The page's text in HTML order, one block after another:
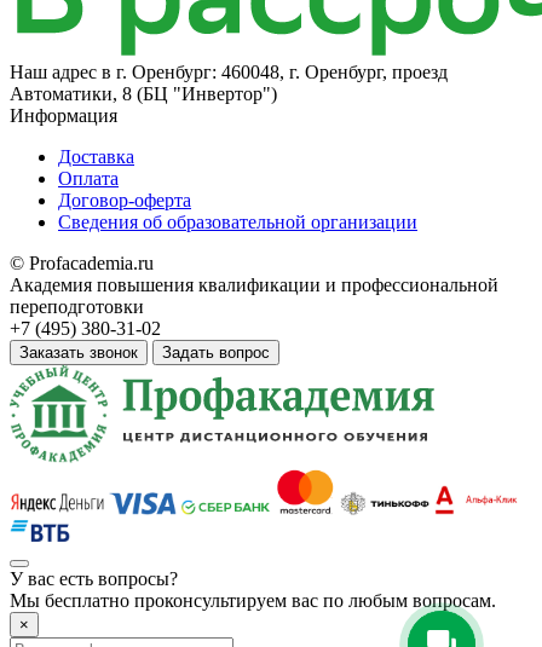
Наш адрес в г. Оренбург: 460048, г. Оренбург, проезд
Автоматики, 8​ (БЦ "Инвертор")
Информация
Доставка
Оплата
Договор-оферта
Сведения об образовательной организации
© Profacademia.ru
Академия повышения квалификации и профессиональной
переподготовки
+7 (495) 380-31-02
Заказать звонок Задать вопрос
У вас есть вопросы?
Мы бесплатно проконсультируем вас по любым вопросам.
×